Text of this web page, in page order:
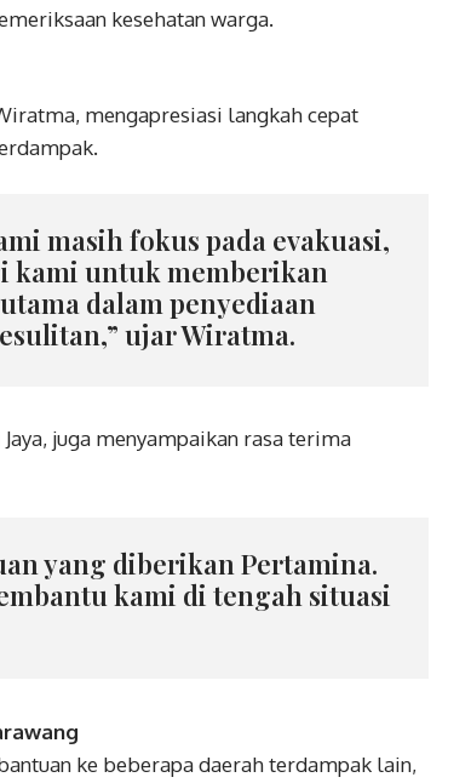
kesehatan warga.
mengapresiasi langkah cepat
masih fokus pada evakuasi,
kami untuk memberikan
dalam penyediaan
ujar Wiratma.
juga menyampaikan rasa terima
yang diberikan Pertamina.
kami di tengah situasi
ke beberapa daerah terdampak lain,